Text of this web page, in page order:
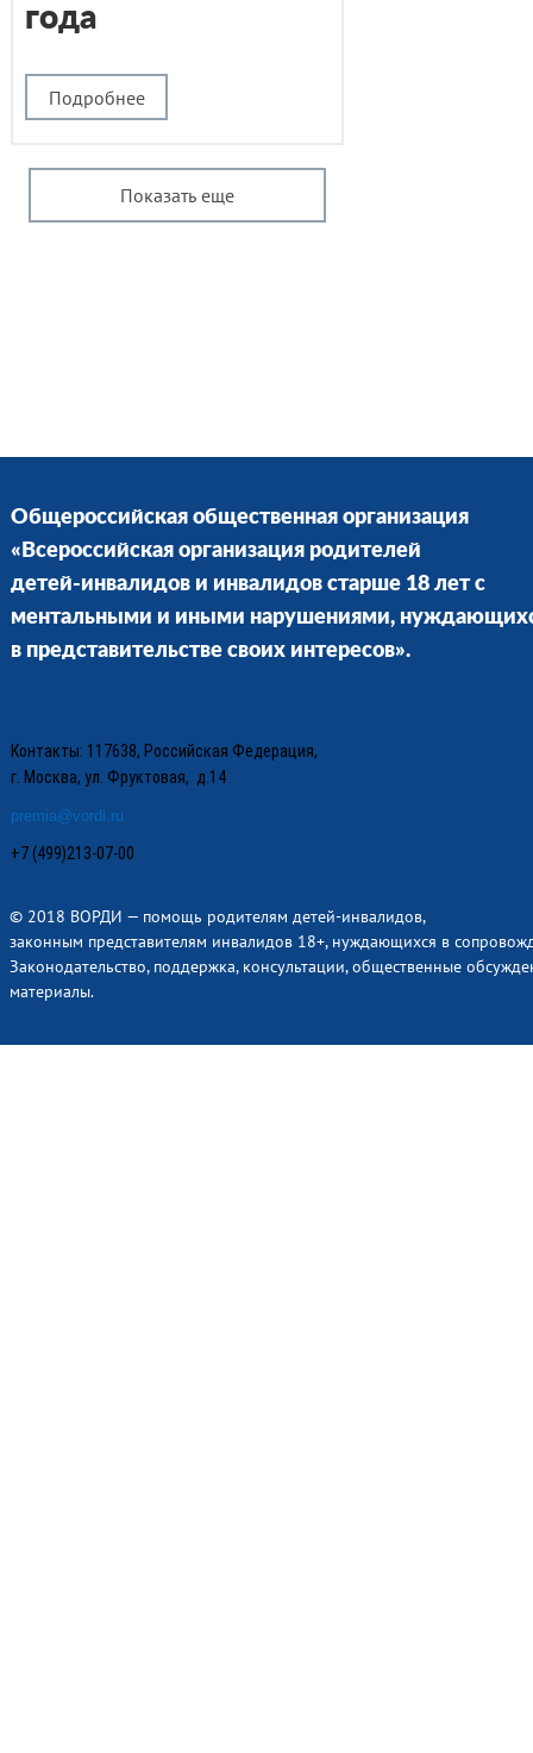
Подробнее
года
Показать еще
Общероссийская общественная организация
«Всероссийская организация родителей
детей-инвалидов и инвалидов старше 18 лет с
ментальными и иными нарушениями,
в представительстве своих интересов».
Контакты: 117638, Российская Федерация,
г. Москва, ул. Фруктовая, д.14
premia@vordi.ru
+7 (499)213-07-00
© 2018 ВОРДИ — помощь родителям детей-инвалидов,
законным представителям инвалидов 18+, нуждающихся в
Законодательство, поддержка, консультации, общественные
материалы.